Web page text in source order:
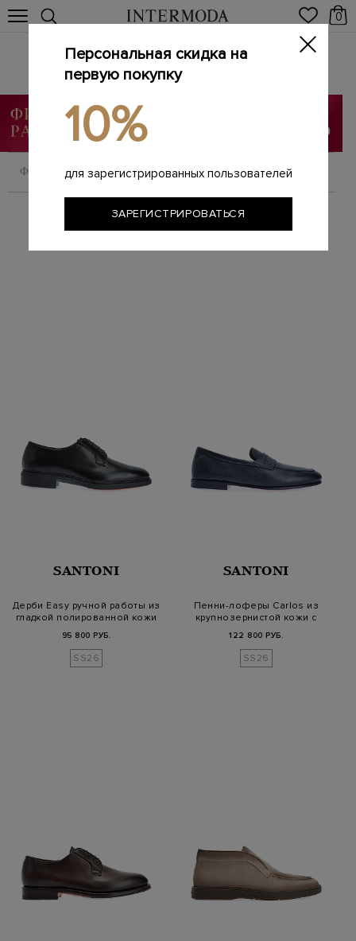
0
SANTONI
Главная / Мужчинам / Бренды
ФИЛЬТРОВАТЬ СОРТИРОВАТЬ
SANTONI
Дерби Easy ручной работы из
гладкой полированной кожи
95 800 РУБ.
SS26
SANTONI
Пенни-лоферы Carlos из
крупнозернистой кожи с
122 800 РУБ.
SS26
Персональная скидка на
первую покупку
10%
для зарегистрированных пользователей
ЗАРЕГИСТРИРОВАТЬСЯ